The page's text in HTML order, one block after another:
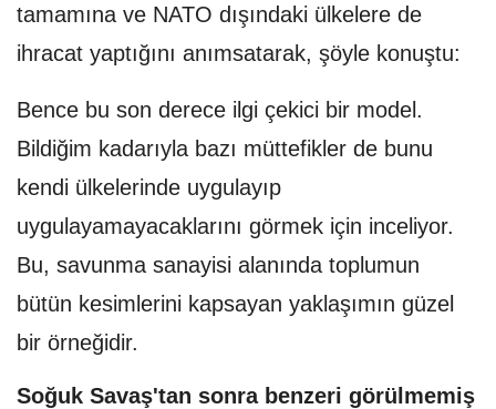
tamamına ve NATO dışındaki ülkelere de
ihracat yaptığını anımsatarak, şöyle konuştu:
Bence bu son derece ilgi çekici bir model.
Bildiğim kadarıyla bazı müttefikler de bunu
kendi ülkelerinde uygulayıp
uygulayamayacaklarını görmek için inceliyor.
Bu, savunma sanayisi alanında toplumun
bütün kesimlerini kapsayan yaklaşımın güzel
bir örneğidir.
Soğuk Savaş'tan sonra benzeri görülmemiş